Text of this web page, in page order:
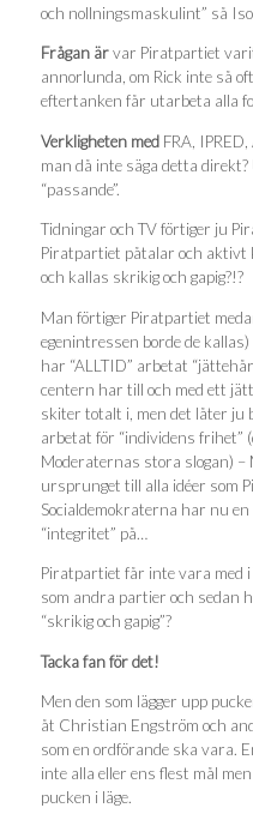
och nollningsmaskulint” så
Frågan ärvar Piratpartiet
annorlunda, om Rick inte så
eftertanken får utarbeta alla
Verkligheten med FRA,
man då inte säga detta
“passande”.
Tidningar och TV förtiger ju
Piratpartiet påtalar och aktivt
och kallas skrikig och gapig?!?
Man förtiger Piratpartiet
egenintressen borde de
har “ALLTID” arbetat
centern har till och med ett
skiter totalt i, men det låter ju
arbetat för “individens frihet”
Moderaternas stora slogan) –
ursprunget till alla idéer som
Socialdemokraterna har nu
“integritet” på…
Piratpartiet får inte vara med
som andra partier och sedan
“skrikig och gapig”?
Tacka fan för det!
Men den som lägger upp
åt Christian Engström och
som en ordförande ska vara.
inte alla eller ens flest mål
pucken i läge.